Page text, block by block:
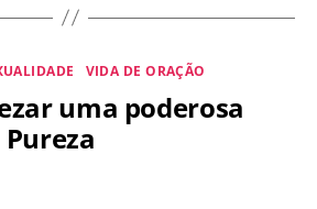
VIDA DE ORAÇÃO
uma poderosa